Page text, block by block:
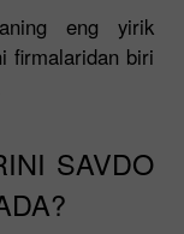
eng yirik
firmalaridan biri
SAVDO